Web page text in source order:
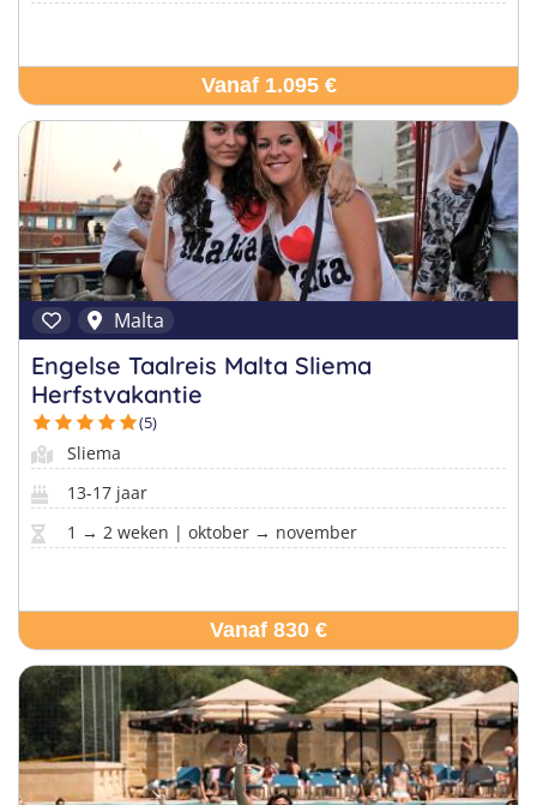
Vanaf 1.095 €
Malta
Engelse Taalreis Malta Sliema
Herfstvakantie
(5)
Sliema
13-17 jaar
1 → 2 weken | oktober → november
Vanaf 830 €